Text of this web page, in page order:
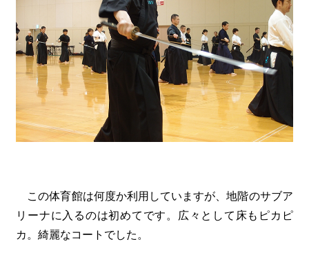
この体育館は何度か利用していますが、地階のサブア
リーナに入るのは初めてです。広々として床もピカピ
カ。綺麗なコートでした。